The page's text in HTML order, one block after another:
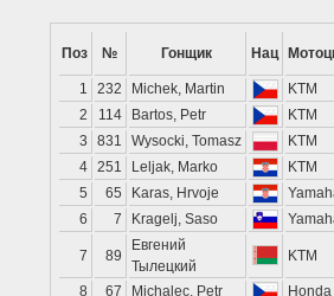
Поз № Гонщик Нац
1
232 Michek, Martin KTM
2
114 Bartos, Petr KTM
3
831 Wysocki, Tomasz KTM
4 251 Leljak, Marko KTM
5
65 Karas, Hrvoje
6
7 Kragelj, Saso
7 89
Евгений
Тылецкий
KTM
8 67 Michalec, Petr Honda